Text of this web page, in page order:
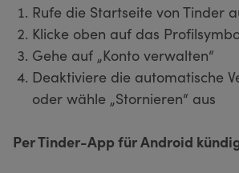
Rufe die Startseite von Tinder
Klicke oben auf das
Gehe auf „Konto verwalten“
Deaktiviere die automatische
oder wähle „Stornieren“ aus
Per Tinder-App für Android